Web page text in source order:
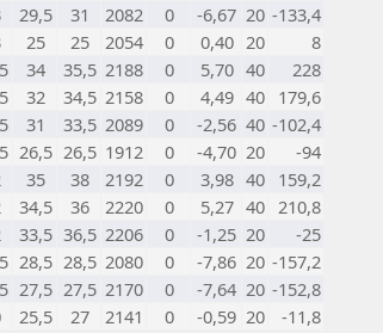
29,5 31 2082 0 -6,67 20 -133,4
25 25 2054 0 0,40 20
8
34 35,5 2188 0 5,70 40
228
32 34,5 2158 0 4,49 40 179,6
31 33,5 2089 0 -2,56 40 -102,4
26,5 26,5 1912 0 -4,70 20
-94
35 38 2192 0 3,98 40 159,2
34,5 36 2220 0 5,27 40 210,8
33,5 36,5 2206 0 -1,25 20
-25
28,5 28,5 2080 0 -7,86 20 -157,2
27,5 27,5 2170 0 -7,64 20 -152,8
25,5 27 2141 0 -0,59 20 -11,8